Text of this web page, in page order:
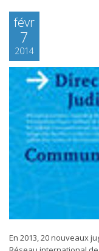
févr
7
2014
En 2013, 20 nouveaux